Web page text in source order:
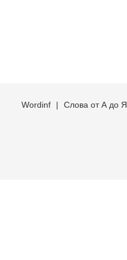
Wordinf | Слова от А до Я